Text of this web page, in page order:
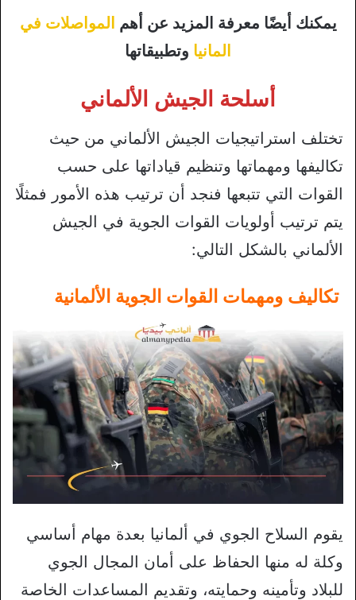
يمكنك أيضًا معرفة المزيد عن أهم المواصلات في
المانيا وتطبيقاتها
أسلحة الجيش الألماني
تختلف استراتيجيات الجيش الألماني من حيث
تكاليفها ومهماتها وتنظيم قياداتها على حسب
القوات التي تتبعها فنجد أن ترتيب هذه الأمور فمثلًا
يتم ترتيب أولويات القوات الجوية في الجيش
الألماني بالشكل التالي:
تكاليف ومهمات القوات الجوية الألمانية
يقوم السلاح الجوي في ألمانيا بعدة مهام أساسي
وكلة له منها الحفاظ على أمان المجال الجوي
للبلاد وتأمينه وحمايته، وتقديم المساعدات الخاصة